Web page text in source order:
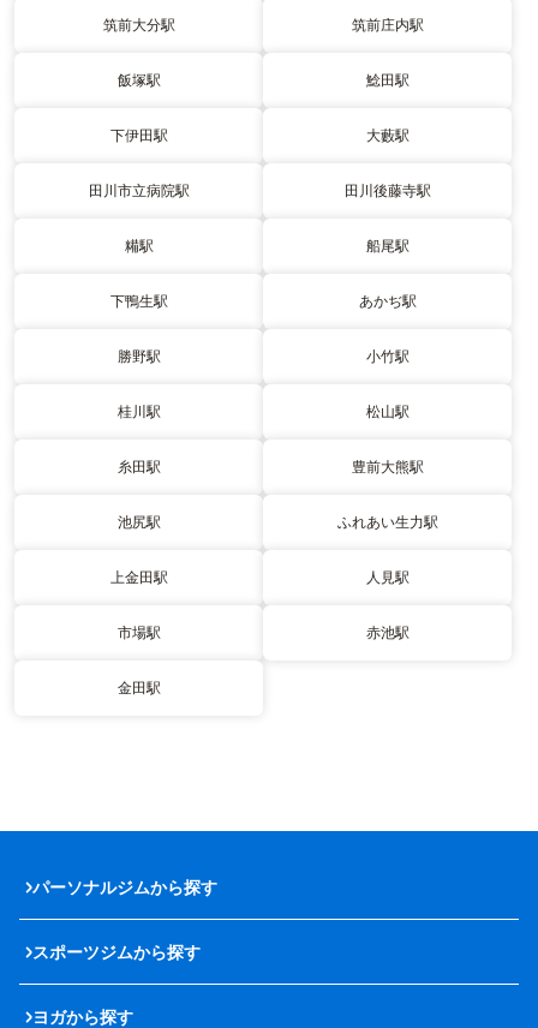
筑前大分駅 筑前庄内駅
飯塚駅 鯰田駅
下伊田駅 大藪駅
田川市立病院駅 田川後藤寺駅
糒駅 船尾駅
下鴨生駅 あかぢ駅
勝野駅 小竹駅
桂川駅 松山駅
糸田駅 豊前大熊駅
池尻駅 ふれあい生力駅
上金田駅 人見駅
市場駅 赤池駅
金田駅
パーソナルジムから探す
スポーツジムから探す
ヨガから探す